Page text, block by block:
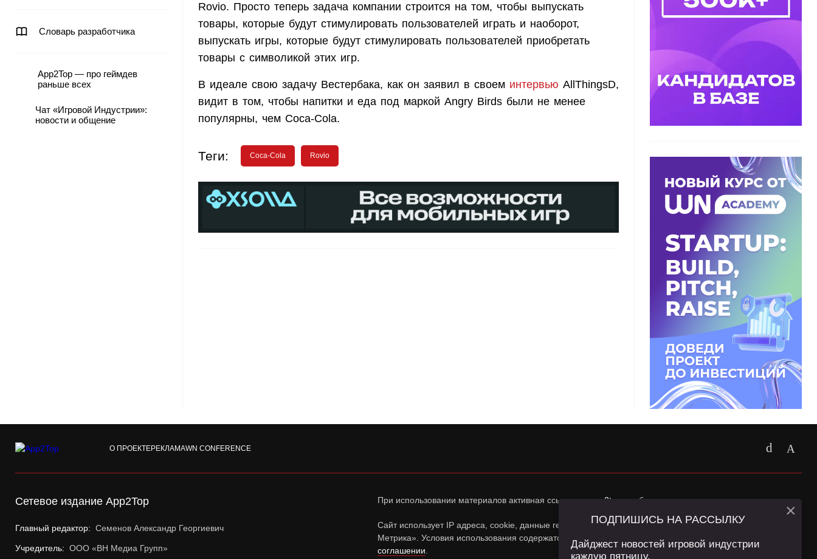
Словарь разработчика
App2Top — про геймдев
раньше всех
Чат «Игровой Индустрии»:
новости и общение
Rovio. Просто теперь задача компании строится на том, чтобы выпускать
товары, которые будут стимулировать пользователей играть и наоборот,
выпускать игры, которые будут стимулировать пользователей приобретать
товары с символикой этих игр.
В идеале свою задачу Вестербака, как он заявил в своем интервью AllThingsD,
видит в том, чтобы напитки и еда под маркой Angry Birds были не менее
популярны, чем Coca-Cola.
Теги: Coca-Cola Rovio
О ПРОЕКТЕРЕКЛАМАWN CONFERENCE
Сетевое издание App2Top
Главный редактор: Семенов Александр Георгиевич
Учредитель: ООО «ВН Медиа Групп»
При использовании материалов активная ссылка наapp2top.ruобязательна.
Сайт использует IP адреса, cookie, данные геолокации Пользователей сайта и сервис «Яндекс
Метрика». Условия использования содержатся в
Политике конфиденциальностии
соглашении
ПОДПИШИСЬ НА РАССЫЛКУ
Дайджест новостей игровой индустрии
каждую пятницу.
×